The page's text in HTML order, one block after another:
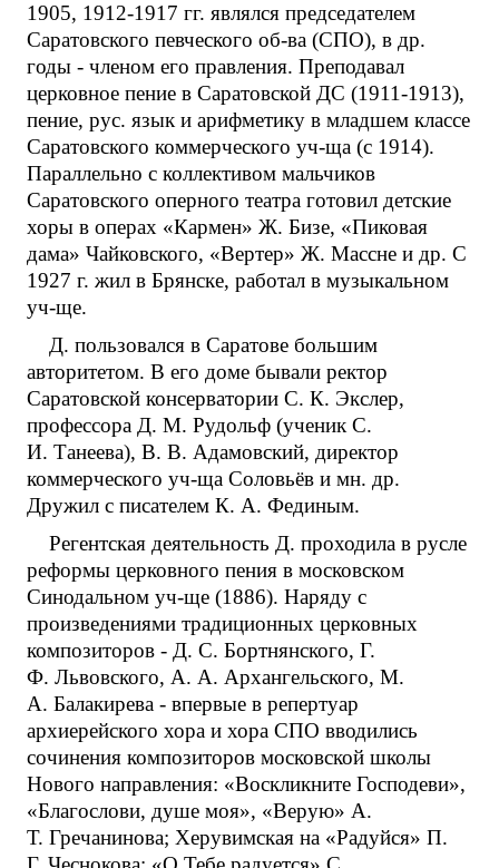
1905, 1912-1917 гг. являлся председателем
Саратовского певческого об-ва (СПО), в др.
годы - членом его правления. Преподавал
церковное пение в Саратовской ДС (1911-1913),
пение, рус. язык и арифметику в младшем классе
Саратовского коммерческого уч-ща (с 1914).
Параллельно с коллективом мальчиков
Саратовского оперного театра готовил детские
хоры в операх «Кармен» Ж. Бизе, «Пиковая
дама» Чайковского, «Вертер» Ж. Массне и др. С
1927 г. жил в Брянске, работал в музыкальном
уч-ще.
Д. пользовался в Саратове большим
авторитетом. В его доме бывали ректор
Саратовской консерватории С. К. Экслер,
профессора Д. М. Рудольф (ученик С.
И. Танеева), В. В. Адамовский, директор
коммерческого уч-ща Соловьёв и мн. др.
Дружил с писателем К. А. Фединым.
Регентская деятельность Д. проходила в русле
реформы церковного пения в московском
Синодальном уч-ще (1886). Наряду с
произведениями традиционных церковных
композиторов - Д. С. Бортнянского, Г.
Ф. Львовского, А. А. Архангельского, М.
А. Балакирева - впервые в репертуар
архиерейского хора и хора СПО вводились
сочинения композиторов московской школы
Нового направления: «Воскликните Господеви»,
«Благослови, душе моя», «Верую» А.
Т. Гречанинова; Херувимская на «Радуйся» П.